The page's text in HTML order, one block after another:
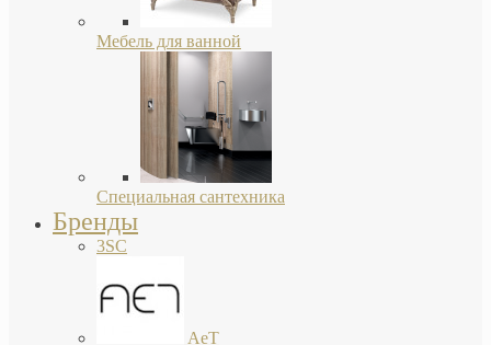
Мебель для ванной
Специальная сантехника
Бренды
3SC
AeT